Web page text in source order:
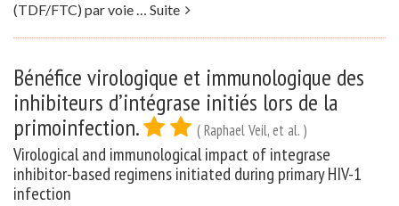
(TDF/FTC) par voie … Suite
Bénéfice virologique et immunologique des
inhibiteurs d’intégrase initiés lors de la
primoinfection.
( Raphael Veil, et al. )
Virological and immunological impact of integrase
inhibitor-based regimens initiated during primary HIV-1
infection